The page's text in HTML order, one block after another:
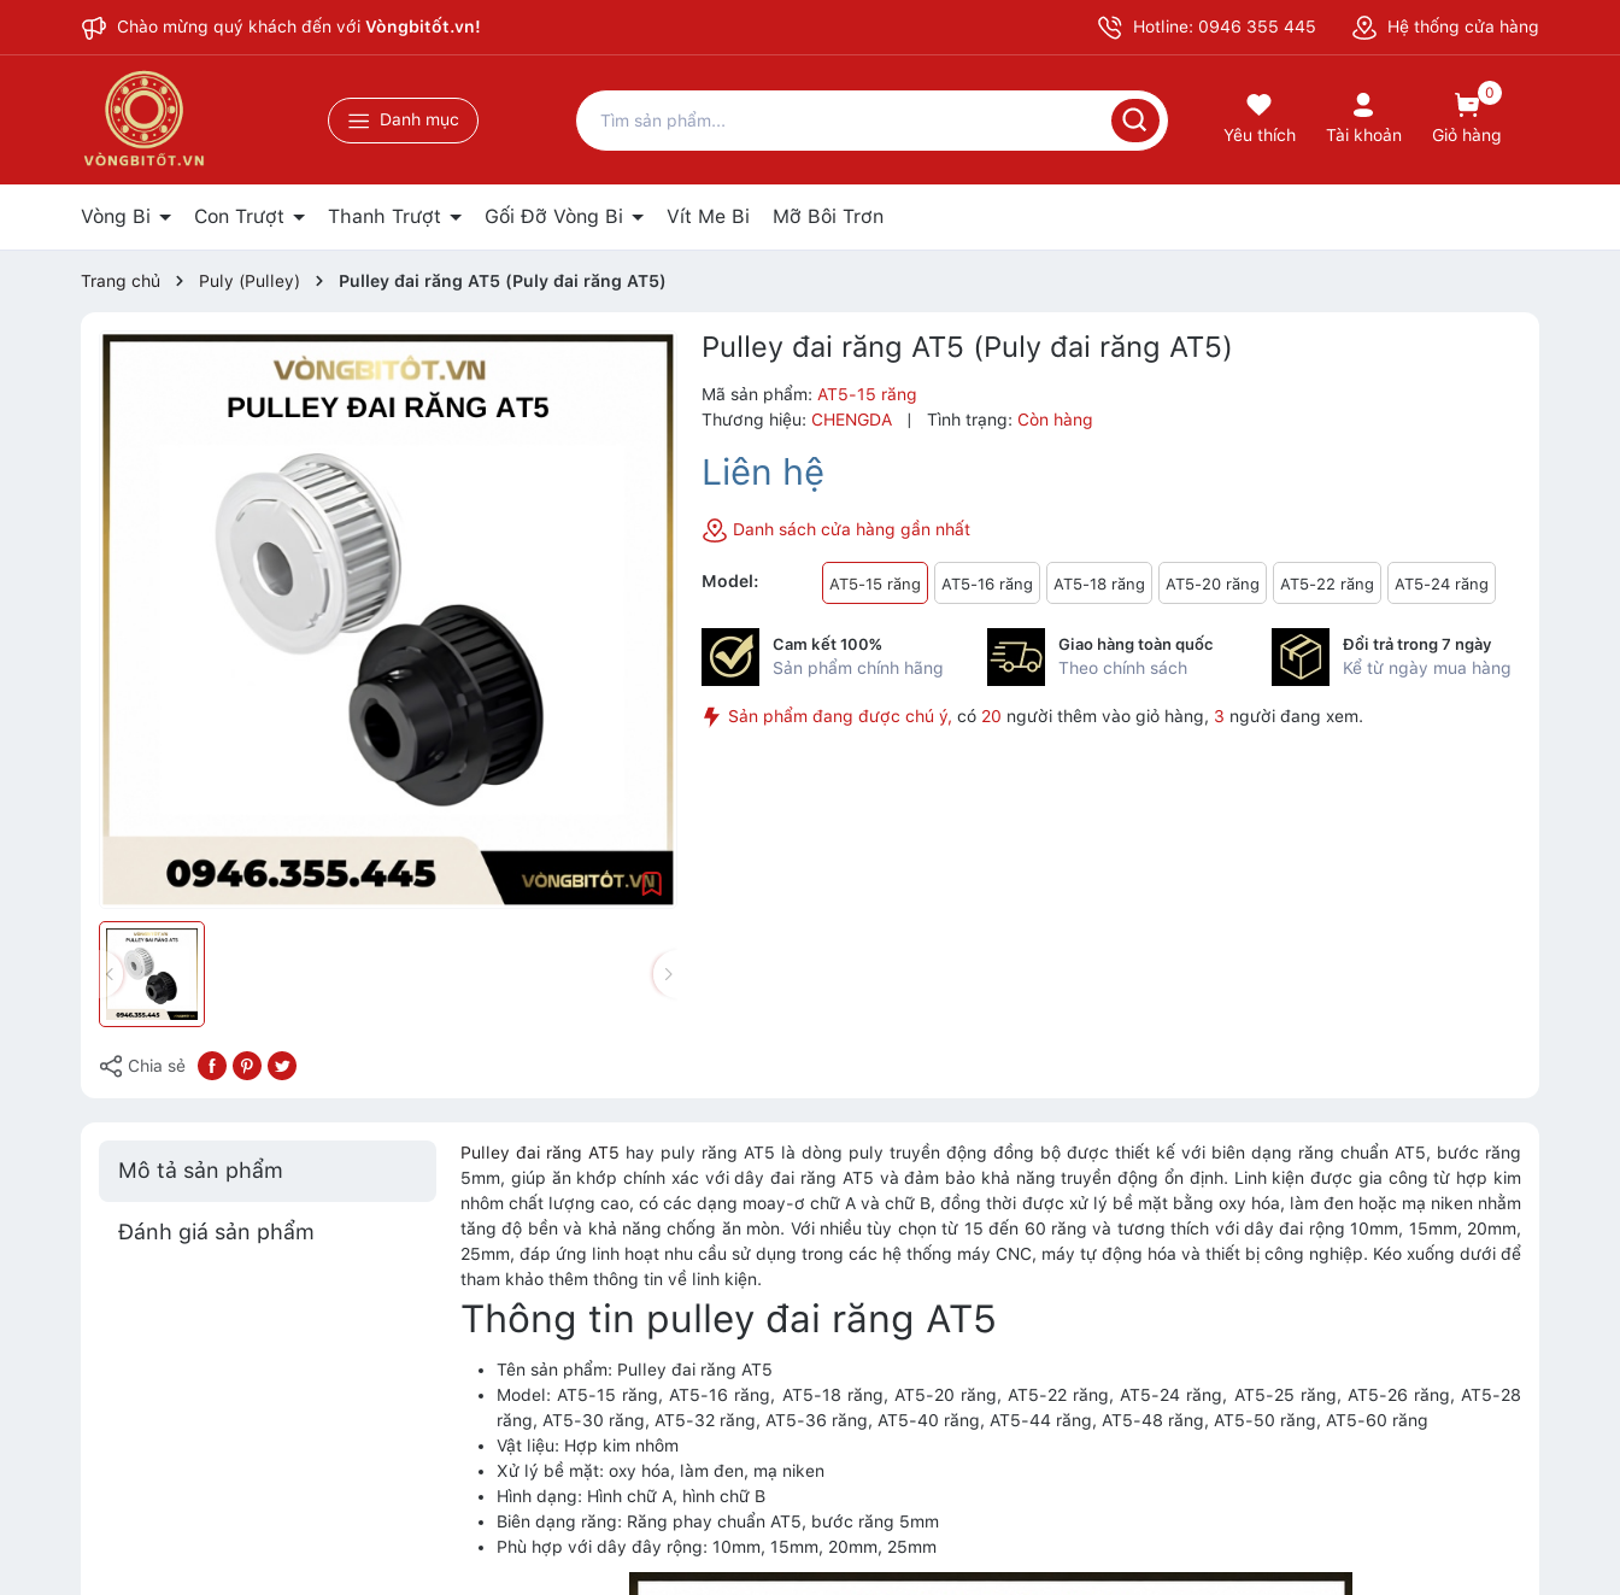
Chào mừng quý khách đến với Vòngbitốt.vn! Hotline: 0946 355 445 Hệ thống cửa hàng
Danh mục
Yêu thích Tài khoản
0
Giỏ hàng
Vòng Bi Con Trượt Thanh Trượt Gối Đỡ Vòng Bi Vít Me Bi Mỡ Bôi Trơn
Trang chủ Puly (Pulley) Pulley đai răng AT5 (Puly đai răng AT5)
Chia sẻ
Pulley đai răng AT5 (Puly đai răng AT5)
Mã sản phẩm: AT5-15 răng
Thương hiệu: CHENGDA | Tình trạng: Còn hàng
Liên hệ
Danh sách cửa hàng gần nhất
Model: AT5-15 răng AT5-16 răng AT5-18 răng AT5-20 răng AT5-22 răng AT5-24 răng
Cam kết 100%
Sản phẩm chính hãng
Giao hàng toàn quốc
Theo chính sách
Đổi trả trong 7 ngày
Kể từ ngày mua hàng
Sản phẩm đang được chú ý, có 20 người thêm vào giỏ hàng, 3 người đang xem.
Mô tả sản phẩm
Đánh giá sản phẩm
Pulley đai răng AT5 hay puly răng AT5 là dòng puly truyền động đồng bộ được thiết kế với biên dạng răng chuẩn AT5, bước răng
5mm, giúp ăn khớp chính xác với dây đai răng AT5 và đảm bảo khả năng truyền động ổn định. Linh kiện được gia công từ hợp kim
nhôm chất lượng cao, có các dạng moay-ơ chữ A và chữ B, đồng thời được xử lý bề mặt bằng oxy hóa, làm đen hoặc mạ niken nhằm
tăng độ bền và khả năng chống ăn mòn. Với nhiều tùy chọn từ 15 đến 60 răng và tương thích với dây đai rộng 10mm, 15mm, 20mm,
25mm, đáp ứng linh hoạt nhu cầu sử dụng trong các hệ thống máy CNC, máy tự động hóa và thiết bị công nghiệp. Kéo xuống dưới để
tham khảo thêm thông tin về linh kiện.
Thông tin pulley đai răng AT5
Tên sản phẩm: Pulley đai răng AT5
Model: AT5-15 răng, AT5-16 răng, AT5-18 răng, AT5-20 răng, AT5-22 răng, AT5-24 răng, AT5-25 răng, AT5-26 răng, AT5-28
răng, AT5-30 răng, AT5-32 răng, AT5-36 răng, AT5-40 răng, AT5-44 răng, AT5-48 răng, AT5-50 răng, AT5-60 răng
Vật liệu: Hợp kim nhôm
Xử lý bề mặt: oxy hóa, làm đen, mạ niken
Hình dạng: Hình chữ A, hình chữ B
Biên dạng răng: Răng phay chuẩn AT5, bước răng 5mm
Phù hợp với dây đây rộng: 10mm, 15mm, 20mm, 25mm